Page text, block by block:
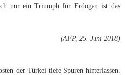
nur ein Triumph für Erdogan ist das
(AFP, 25. Juni 2018)
der Türkei tiefe Spuren hinterlassen.